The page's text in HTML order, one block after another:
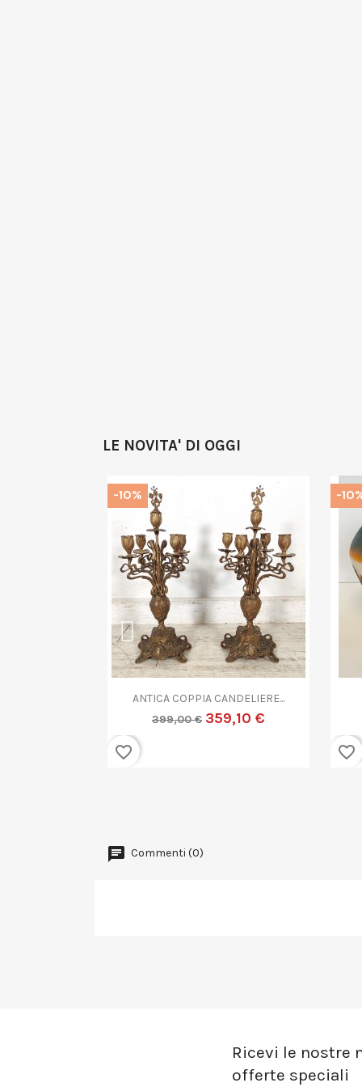
LE NOVITA' DI OGGI
Anteprima
ANTICO OROLOGIO...
189,00 € 170,10 €
-10%
favorite_border
-
favorite_border
Commenti (0)
Ricevi le nostre
offerte speciali